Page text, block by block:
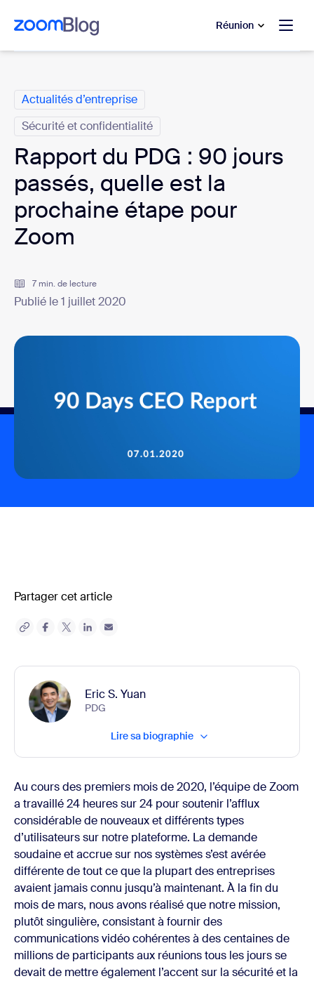
contenu principal
au chat d’aide
Réunion
Actualités d’entreprise
Sécurité et confidentialité
Rapport du PDG : 90 jours
passés, quelle est la
prochaine étape pour
Zoom
7 min. de lecture
Publié le 1 juillet 2020
Partager cet article
Eric S. Yuan
PDG
Lire sa biographie
Au cours des premiers mois de 2020, l’équipe de Zoom
a travaillé 24 heures sur 24 pour soutenir l’afflux
considérable de nouveaux et différents types
d’utilisateurs sur notre plateforme. La demande
soudaine et accrue sur nos systèmes s’est avérée
différente de tout ce que la plupart des entreprises
avaient jamais connu jusqu’à maintenant. À la fin du
mois de mars, nous avons réalisé que notre mission,
plutôt singulière, consistant à fournir des
communications vidéo cohérentes à des centaines de
millions de participants aux réunions tous les jours se
devait de mettre également l’accent sur la sécurité et la